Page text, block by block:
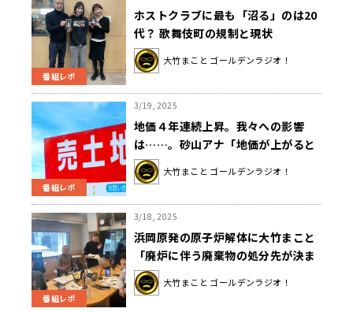
番組レポ
ホストクラブに最も「沼る」のは20
代？ 歌舞伎町の規制と現状
大竹まこと ゴールデンラジオ！
番組レポ
3/19, 2025
地価４年連続上昇。我々への影響
は……。砂山アナ「地価が上がると
賃貸料・固定資産税・駐車場が上が
るという風に波及していきます」
大竹まこと ゴールデンラジオ！
番組レポ
3/18, 2025
浜岡原発の原子炉解体に大竹まこと
「廃炉に伴う廃棄物の処分先が決ま
ってないって。どうすんの。」
大竹まこと ゴールデンラジオ！